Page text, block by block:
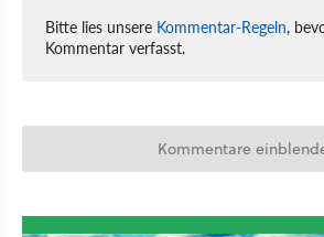
Bitte lies unsere Kommentar-Regeln,
Kommentar verfasst.
Kommentare